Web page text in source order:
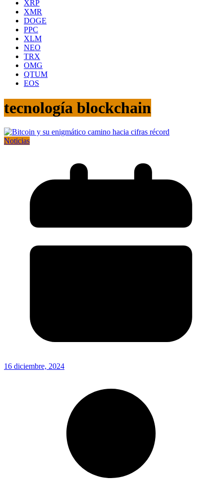
XRP
XMR
DOGE
PPC
XLM
NEO
TRX
OMG
QTUM
EOS
tecnología blockchain
Noticias
16 diciembre, 2024